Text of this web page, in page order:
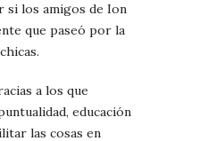
si los amigos de Ion
que paseó por la
a los que
educación
las cosas en